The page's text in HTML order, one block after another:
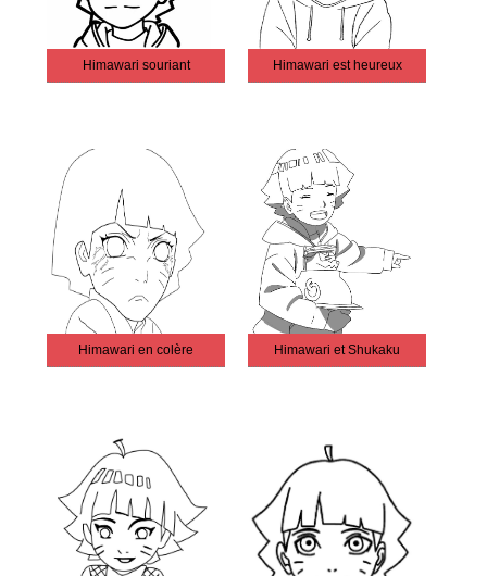
Himawari souriant Himawari est heureux
Himawari en colère Himawari et Shukaku